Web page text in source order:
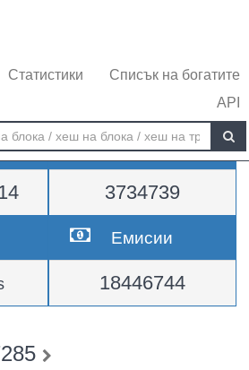
Статистики
Списък на богатите
API
височина
3734739
Емисии
18446744